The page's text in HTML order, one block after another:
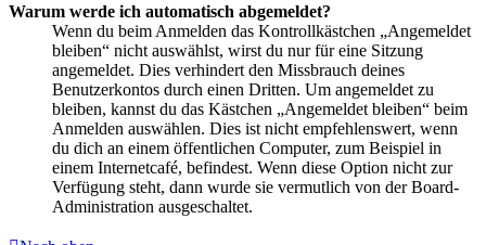
Warum werde ich automatisch abgemeldet?
Wenn du beim Anmelden das Kontrollkästchen „Angemeldet
bleiben“ nicht auswählst, wirst du nur für eine Sitzung
angemeldet. Dies verhindert den Missbrauch deines
Benutzerkontos durch einen Dritten. Um angemeldet zu
bleiben, kannst du das Kästchen „Angemeldet bleiben“ beim
Anmelden auswählen. Dies ist nicht empfehlenswert, wenn
du dich an einem öffentlichen Computer, zum Beispiel in
einem Internetcafé, befindest. Wenn diese Option nicht zur
Verfügung steht, dann wurde sie vermutlich von der Board-
Administration ausgeschaltet.